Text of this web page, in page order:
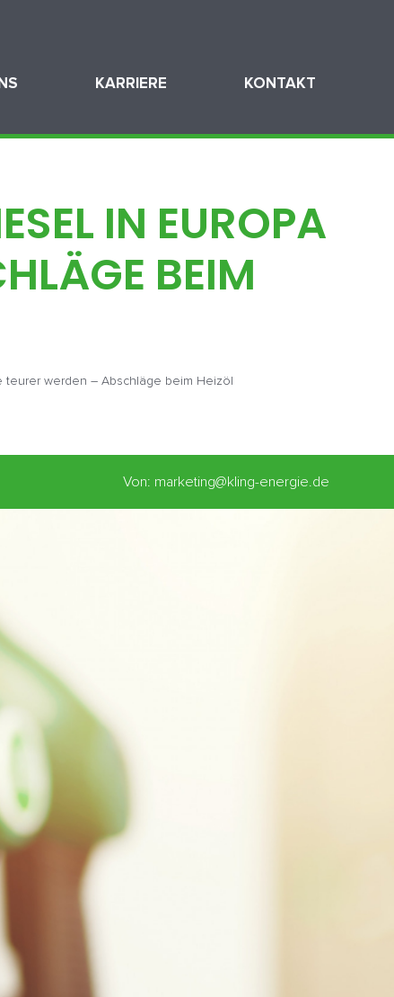
KARRIERE KONTAKT
IN EUROPA
BEIM
teurer werden – Abschläge beim Heizöl
Von: marketing@kling-energie.de